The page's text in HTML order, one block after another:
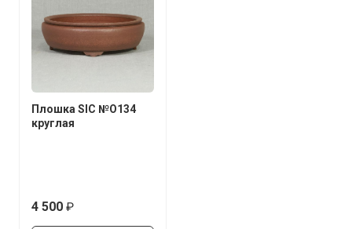
Плошка SIC №О134
круглая
4 500